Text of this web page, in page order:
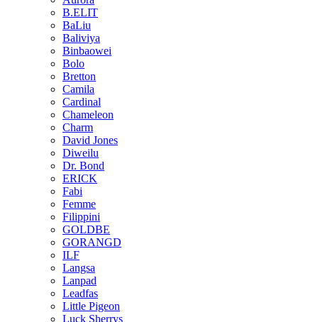
B.ELIT
BaLiu
Baliviya
Binbaowei
Bolo
Bretton
Camila
Cardinal
Chameleon
Charm
David Jones
Diweilu
Dr. Bond
ERICK
Fabi
Femme
Filippini
GOLDBE
GORANGD
ILF
Langsa
Lanpad
Leadfas
Little Pigeon
Luck Sherrys